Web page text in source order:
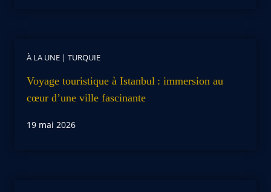
À LA UNE | TURQUIE
Voyage touristique à Istanbul : immersion au
cœur d’une ville fascinante
19 mai 2026